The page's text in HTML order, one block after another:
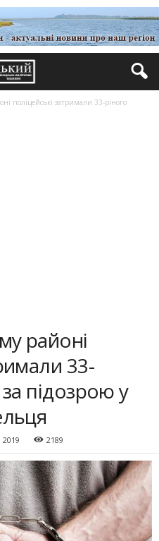
поліцейські затримали 33-ріного
районі
33-
підозрою у
2189